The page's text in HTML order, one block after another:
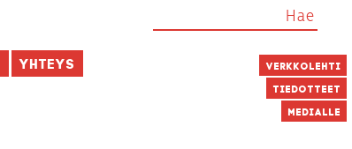
Yhteys Verkkolehti
Tiedotteet
Medialle